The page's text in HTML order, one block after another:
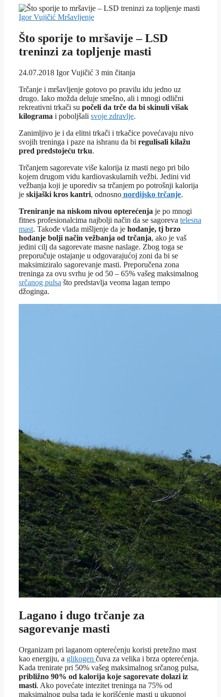
Igor Vujičić Mršavljenje
Što sporije to mršavije – LSD
treninzi za topljenje masti
24.07.2018 Igor Vujičić 3 min čitanja
Trčanje i mršavljenje gotovo po pravilu idu jedno uz
drugo. Iako možda deluje smešno, ali i mnogi odlični
rekreativni trkači su počeli da trče da bi skinuli višak
kilograma i poboljšali svoje zdravlje.
Zanimljivo je i da elitni trkači i trkačice povećavaju nivo
svojih treninga i paze na ishranu da bi regulisali kilažu
pred predstojeću trku.
Trčanjem sagorevate više kalorija iz masti nego pri bilo
kojem drugom vidu kardiovaskularnih vežbi. Jedini vid
vežbanja koji je uporediv sa trčanjem po potrošnji kalorija
je skijaški kros kantri, odnosno nordijsko trčanje.
Treniranje na niskom nivou opterećenja je po mnogi
fitnes profesionalcima najbolji način da se sagoreva telesna
mast. Takođe vlada mišljenje da je hodanje, tj brzo
hodanje bolji način vežbanja od trčanja, ako je vaš
jedini cilj da sagorevate masne naslage. Zbog toga se
preporučuje ostajanje u odgovarajućoj zoni da bi se
maksimiziralo sagorevanje masti. Preporučena zona
treninga za ovu svrhu je od 50 – 65% vašeg maksimalnog
srčanog pulsa što predstavlja veoma lagan tempo
džoginga.
Lagano i dugo trčanje za
sagorevanje masti
Organizam pri laganom opterećenju koristi pretežno mast
kao energiju, a glikogen čuva za velika i brza opterećenja.
Kada trenirate pri 50% vašeg maksimalnog srčanog pulsa,
približno 90% od kalorija koje sagorevate dolazi iz
masti. Ako povećate intezitet treninga na 75% od
maksimalnog pulsa tada je korišćenje masti u ukupnoj